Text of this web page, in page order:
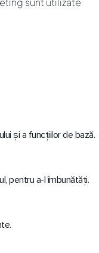
și a funcțiilor de bază.
pentru a-l îmbunătăți.